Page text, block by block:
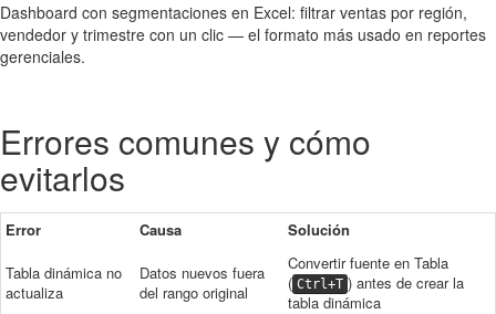
Dashboard con segmentaciones en Excel: filtrar ventas por región,
vendedor y trimestre con un clic — el formato más usado en reportes
gerenciales.
Errores comunes y cómo
evitarlos
Error Causa Solución
Tabla dinámica no
actualiza
Datos nuevos fuera
del rango original
Convertir fuente en Tabla
( Ctrl+T ) antes de crear la
tabla dinámica